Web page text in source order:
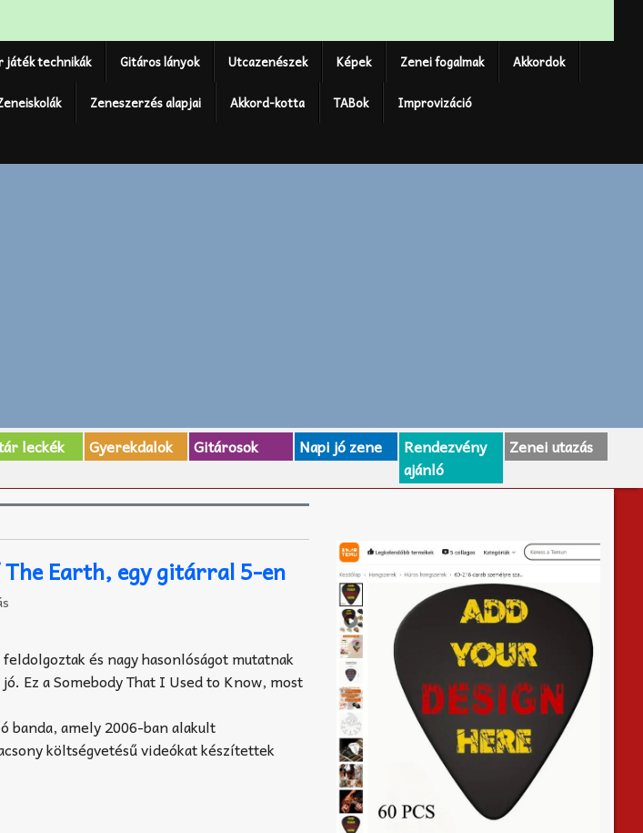
játék technikák Gitáros lányok Utcazenészek Képek Zenei fogalmak Akkordok
Zeneszerzés alapjai Akkord-kotta TABok Improvizáció
leckék Gyerekdalok Gitárosok Napi jó zene
Rendezvény
ajánló
Zenei utazás
Earth, egy gitárral 5-en
és nagy hasonlóságot mutatnak
Ez a Somebody That I Used to Know, most
banda, amely 2006-ban alakult
költségvetésű videókat készítettek